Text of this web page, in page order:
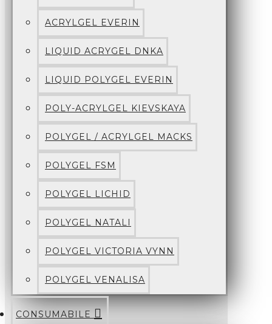
ACRYLGEL EVERIN
LIQUID ACRYGEL DNKA
LIQUID POLYGEL EVERIN
POLY-ACRYLGEL KIEVSKAYA
POLYGEL / ACRYLGEL MACKS
POLYGEL FSM
POLYGEL LICHID
POLYGEL NATALI
POLYGEL VICTORIA VYNN
POLYGEL VENALISA
CONSUMABILE